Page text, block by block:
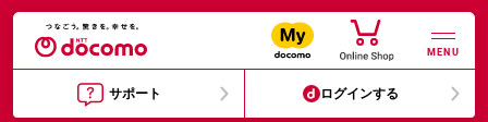
MENU
サポート ログインする